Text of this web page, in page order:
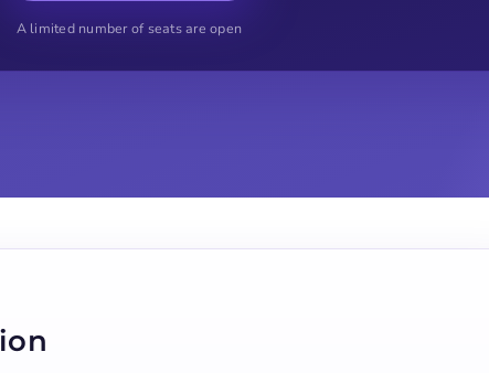
A limited number of seats are open